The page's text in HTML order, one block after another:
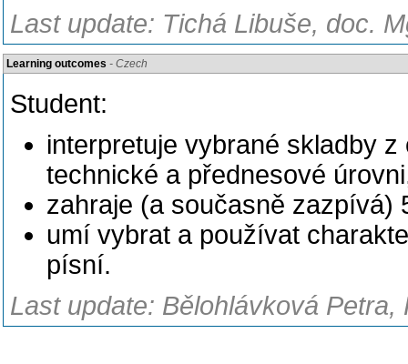
Last update: Tichá Libuše, doc.
Learning outcomes - Czech
Student:
interpretuje vybrané skladby
technické a přednesové
zahraje (a současně zazpívá)
umí vybrat a používat
písní.
Last update: Bělohlávková